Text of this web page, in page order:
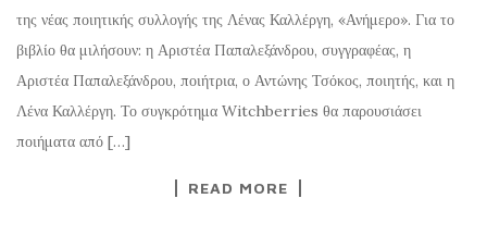
της νέας ποιητικής συλλογής της Λένας Καλλέργη, «Ανήμερο». Για το
βιβλίο θα μιλήσουν: η Αριστέα Παπαλεξάνδρου, συγγραφέας, η
Αριστέα Παπαλεξάνδρου, ποιήτρια, ο Αντώνης Τσόκος, ποιητής, και η
Λένα Καλλέργη. Το συγκρότημα Witchberries θα παρουσιάσει
ποιήματα από […]
READ MORE